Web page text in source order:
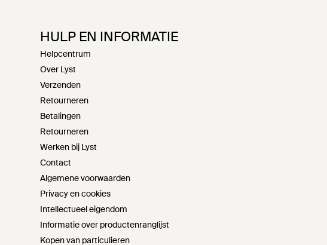
HULP EN INFORMATIE
Helpcentrum
Over Lyst
Verzenden
Retourneren
Betalingen
Retourneren
Werken bij Lyst
Contact
Algemene voorwaarden
Privacy en cookies
Intellectueel eigendom
Informatie over productenranglijst
Kopen van particulieren